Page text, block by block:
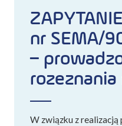
nr SEMA/
–
W związku z